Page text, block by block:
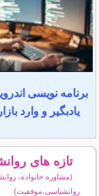
برنامه نویسی
یادبگیر و وارد
تازه های
(مشاوره خانواده،
روانشناسی،موفقیت)